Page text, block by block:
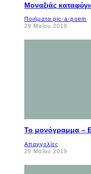
Μοναξιάς
Ποιήματα pic-a-poem
29 Μαΐου 2019
Το μονόγραμμα –
Απαγγελίες
29 Μαΐου 2019